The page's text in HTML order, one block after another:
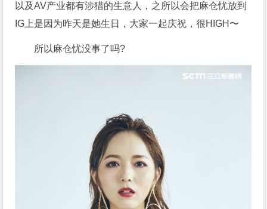
以及AV产业都有涉猎的生意人，之所以会把麻仓忧放到
IG上是因为昨天是她生日，大家一起庆祝，很HIGH〜
所以麻仓忧没事了吗?